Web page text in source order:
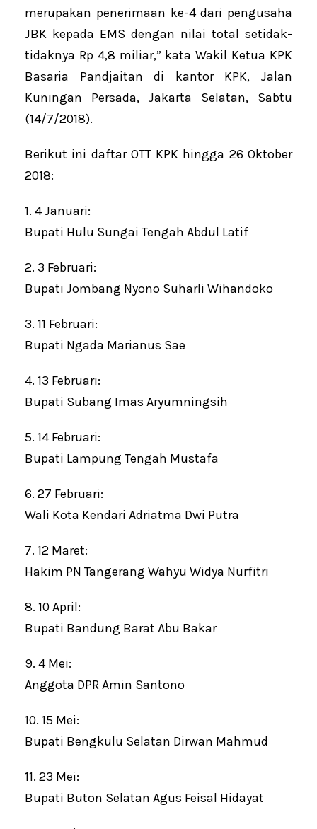
merupakan penerimaan ke-4 dari pengusaha
JBK kepada EMS dengan nilai total setidak-
tidaknya Rp 4,8 miliar,” kata Wakil Ketua KPK
Basaria Pandjaitan di kantor KPK, Jalan
Kuningan Persada, Jakarta Selatan, Sabtu
(14/7/2018).
Berikut ini daftar OTT KPK hingga 26 Oktober
2018:
1. 4 Januari:
Bupati Hulu Sungai Tengah Abdul Latif
2. 3 Februari:
Bupati Jombang Nyono Suharli Wihandoko
3. 11 Februari:
Bupati Ngada Marianus Sae
4. 13 Februari:
Bupati Subang Imas Aryumningsih
5. 14 Februari:
Bupati Lampung Tengah Mustafa
6. 27 Februari:
Wali Kota Kendari Adriatma Dwi Putra
7. 12 Maret:
Hakim PN Tangerang Wahyu Widya Nurfitri
8. 10 April:
Bupati Bandung Barat Abu Bakar
9. 4 Mei:
Anggota DPR Amin Santono
10. 15 Mei:
Bupati Bengkulu Selatan Dirwan Mahmud
11. 23 Mei:
Bupati Buton Selatan Agus Feisal Hidayat